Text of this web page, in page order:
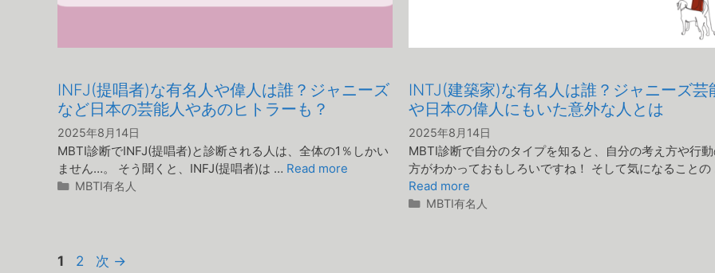
INFJ(提唱者)な有名人や偉人は誰？ジャニーズ
など日本の芸能人やあのヒトラーも？
2025年8月14日
MBTI診断でINFJ(提唱者)と診断される人は、全体の1％しかい
ません…。 そう聞くと、INFJ(提唱者)は … Read more
カ
MBTI有名人
INTJ(建築家)な有名人は誰？ジャニーズ芸
や日本の偉人にもいた意外な人とは
2025年8月14日
MBTI診断で自分のタイプを知ると、自分の考え方や行
方がわかっておもしろいですね！ そして気になること
Read more
カ
MBTI有名人
ペ
1
ペ
2 次 →